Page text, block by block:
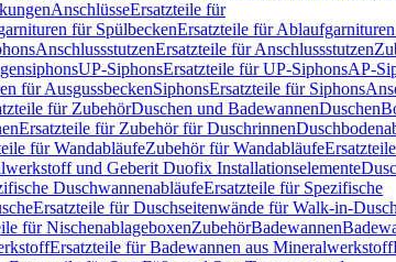
AnschlüsseErsatzteile für
für SpülbeckenErsatzteile für
AnschlussstutzenErsatzteile für Anschlussstutzen
UP-SiphonsErsatzteile für UP-SiphonsAP-
für AusgussbeckenSiphonsErsatzteile für Siphons
für ZubehörDuschen und BadewannenDuschen
Ersatzteile für Zubehör für Duschrinnen
für WandabläufeZubehör für Wandabläufe
und Geberit Duofix Installationselemente
DuschwannenabläufeErsatzteile für Spezifische
Ersatzteile für Duschseitenwände für Walk-in-
für NischenablageboxenZubehörBadewannen
Ersatzteile für Badewannen aus Mineralwerkstoff